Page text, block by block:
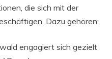
die sich mit der
Dazu gehören:
engagiert sich gezielt